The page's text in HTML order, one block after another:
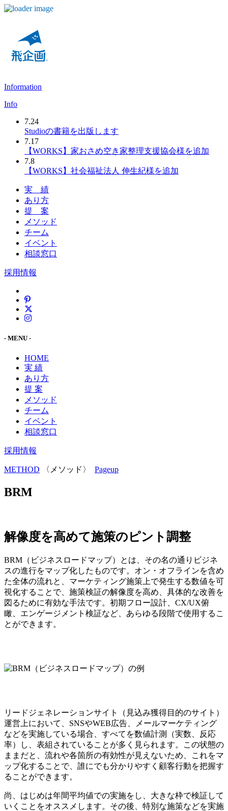
content
Information
Info
7.24
Studioの書籍を出版します
7.17
【WORKS】家おさめ空き家整理支援協会様を追加
7.8
【WORKS】社会福祉法人 伸生紀様を追加
実 績
あり方
提 案
メソッド
チーム
イベント
相談窓口
採用情報
- MENU -
HOME
実 績
あり方
提 案
メソッド
チーム
イベント
相談窓口
採用情報
METHOD 〈メソッド〉 Pageup
BRM
解像度を高めて施策のピント調整
BRM（ビジネスロードマップ）とは、その名の通りビジネ
スの進行をマップ化したものです。オン・オフラインを含め
た全体の流れと、マーケティング施策上で発生する数値を可
視化することで、施策検証の解像度を高め、具体的な改善を
図るために有効な手法です。初期フロー設計、CX/UX俯
瞰、エンゲージメント検証など、あらゆる段階で使用するこ
とができます。
リードジェネレーションサイト（見込み獲得目的のサイト）
運営上において、SNSやWEB広告、メールマーケティング
などを実施している場合、すべてを数値計測（実数、反応
率）し、表組されていることが多く見られます。この状態の
ままだと、流れや各箇所の有効性が見えないため、これをマ
ップ化することで、誰にでも分かりやすく顧客行動を把握す
ることができます。
尚、はじめは年間平均値での実施をし、大きな枠で検証して
いくことをオススメします。その後、特別な施策などを実施